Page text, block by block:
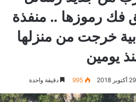
رموزها .. منفذة
خرجت من منزلها
يومين
29 أكتوبر 2018 995 دقيقة واحدة